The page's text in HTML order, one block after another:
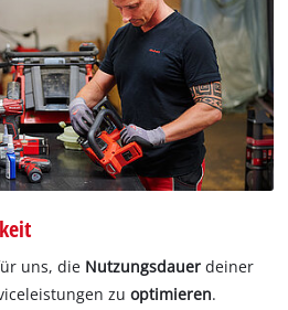
uns, die Nutzungsdauerdeiner
zuoptimieren.